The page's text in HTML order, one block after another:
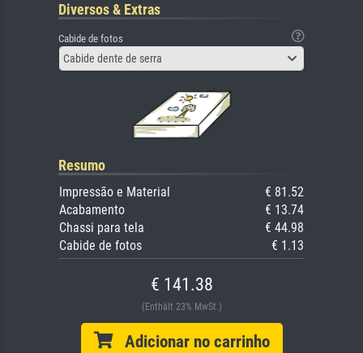
Diversos & Extras
Cabide de fotos
Cabide dente de serra
Resumo
Impressão e Material
€ 81.52
Acabamento
€ 13.74
Chassi para tela
€ 44.98
Cabide de fotos
€ 1.13
€ 141.38
(Enthält 23% MwSt.)
Adicionar no carrinho